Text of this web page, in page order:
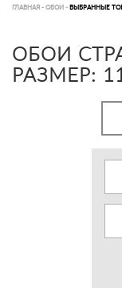
ГЛАВНАЯ - ОБОИ - ВЫБРАННЫЕ
ОБОИ
РАЗМЕР: